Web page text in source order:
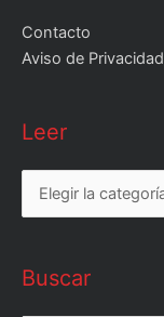
Contacto
Aviso de Privacidad
Leer
Leer
Buscar